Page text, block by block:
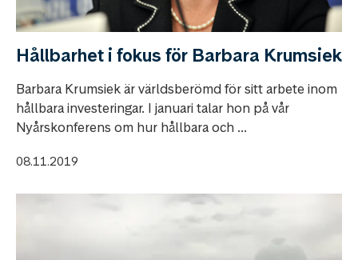
Hållbarhet i fokus för Barbara Krumsiek
Barbara Krumsiek är världsberömd för sitt arbete inom
hållbara investeringar. I januari talar hon på vår
Nyårskonferens om hur hållbara och ...
08.11.2019